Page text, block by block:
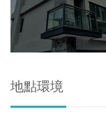
地點環境